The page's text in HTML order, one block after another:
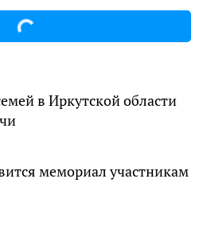
в Иркутской области
мемориал участникам